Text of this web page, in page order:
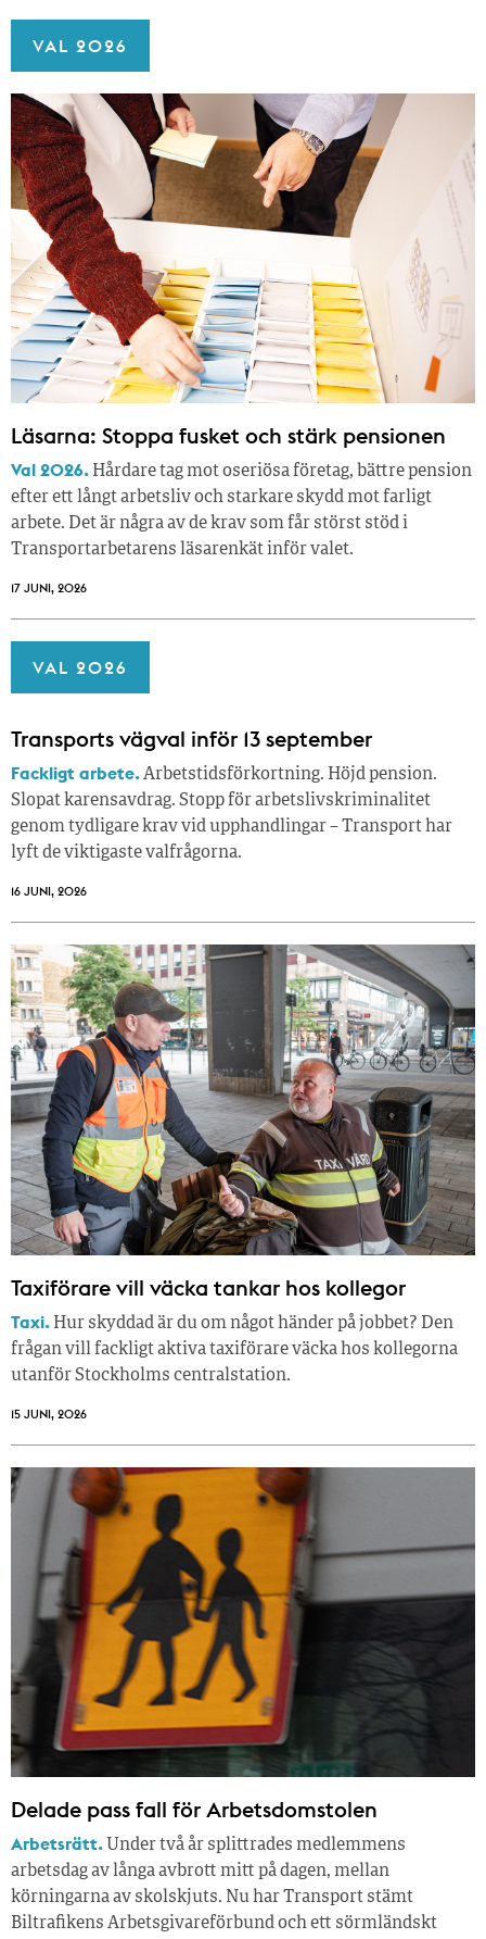
VAL 2026
Läsarna: Stoppa fusket och stärk pensionen
Val 2026. Hårdare tag mot oseriösa företag, bättre pension
efter ett långt arbetsliv och starkare skydd mot farligt
arbete. Det är några av de krav som får störst stöd i
Transportarbetarens läsar­enkät inför valet.
17 JUNI, 2026
VAL 2026
Transports vägval inför 13 september
Fackligt arbete.Arbetstidsförkortning. Höjd pension.
Slopat karensavdrag. Stopp för arbetslivskriminalitet
genom tydligare krav vid upphandlingar – Transport har
lyft de viktigaste valfrågorna.
16 JUNI, 2026
Taxiförare vill väcka tankar hos kollegor
Taxi. Hur skyddad är du om något händer på jobbet? Den
frågan vill fackligt aktiva taxiförare väcka hos kollegorna
utanför Stockholms centralstation.
15 JUNI, 2026
Delade pass fall för Arbetsdomstolen
Arbetsrätt. Under två år splittrades medlemmens
arbetsdag av långa avbrott mitt på dagen, mellan
körningarna av skolskjuts. Nu har Transport stämt
Biltrafikens Arbetsgivareförbund och ett sörmländskt